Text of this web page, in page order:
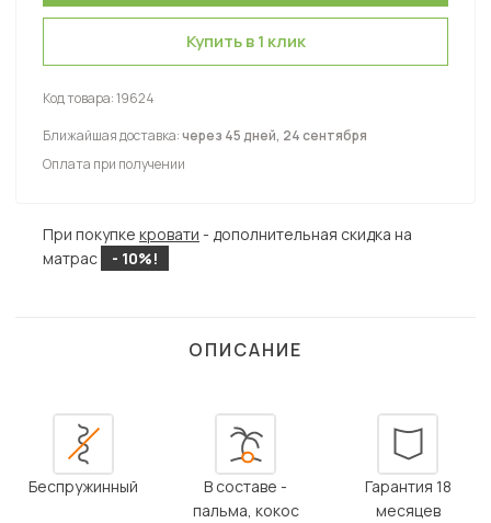
Купить в 1 клик
Код товара:19624
Ближайшая доставка:через 45 дней, 24 сентября
Оплата при получении
При покупке кровати - дополнительная скидка на
матрас
- 10%!
ОПИСАНИЕ
Беспружинный
В составе -
пальма, кокос
Гарантия 18
месяцев